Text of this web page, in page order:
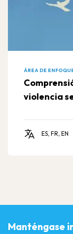
ÁREA DE
violencia
ES, FR, EN
Manténgase